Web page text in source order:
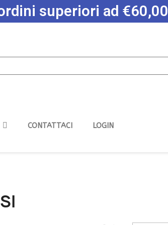
superiori ad €60,00
CONTATTACI LOGIN